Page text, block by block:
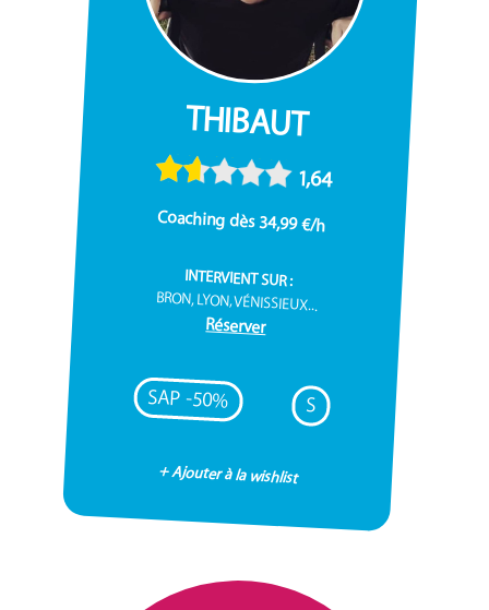
THIBAUT
1,64
Coaching dès 34,99 €/h
INTERVIENT SUR :
BRON, LYON, VÉNISSIEUX...
Réserver
SAP -50% S
+ Ajouter à la wishlist